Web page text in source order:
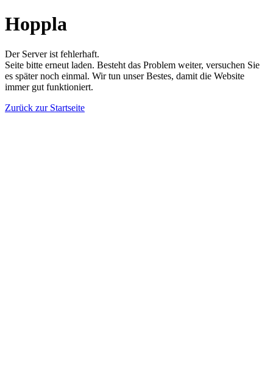
Hoppla
Der Server ist fehlerhaft.
Seite bitte erneut laden. Besteht das Problem weiter, versuchen Sie
es später noch einmal. Wir tun unser Bestes, damit die Website
immer gut funktioniert.
Zurück zur Startseite